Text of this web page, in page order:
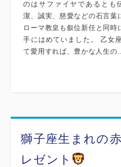
のはサファイヤであるとも
潔、誠実、慈愛などの石言葉
ローマ教皇も叙位新任と同時
手にはめていました。 乙女
て愛用すれば、豊かな人生の
獅子座生まれの
レゼント